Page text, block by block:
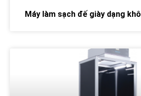
Máy làm sạch đế giày dạng khô